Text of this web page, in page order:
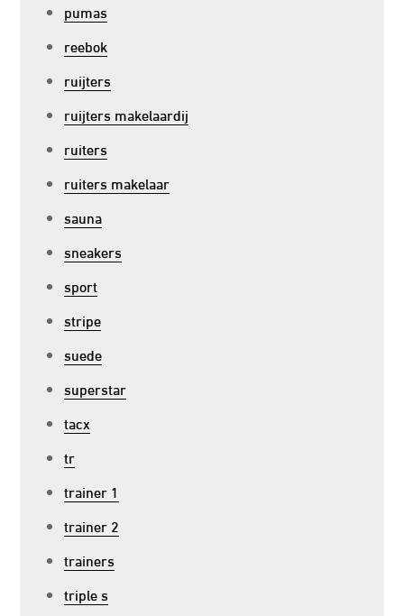
pumas
reebok
ruijters
ruijters makelaardij
ruiters
ruiters makelaar
sauna
sneakers
sport
stripe
suede
superstar
tacx
tr
trainer 1
trainer 2
trainers
triple s